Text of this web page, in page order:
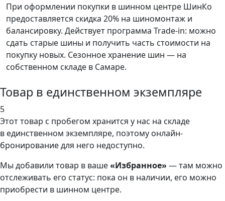
При оформлении покупки в шинном центре ШинКо
предоставляется скидка 20% на шиномонтаж и
балансировку. Действует программа Trade-in: можно
сдать старые шины и получить часть стоимости на
покупку новых. Сезонное хранение шин — на
собственном складе в Самаре.
Товар в единственном экземпляре
5
Этот товар с пробегом хранится у нас на складе
в единственном экземпляре, поэтому онлайн-
бронирование для него недоступно.
Мы добавили товар в ваше«Избранное» — там можно
отслеживать его статус: пока он в наличии, его можно
приобрести в шинном центре.